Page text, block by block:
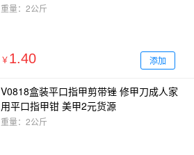
重量：2公斤
￥ 1.40 添加
V0818盒装平口指甲剪带锉 修甲刀成人家
用平口指甲钳 美甲2元货源
重量：2公斤